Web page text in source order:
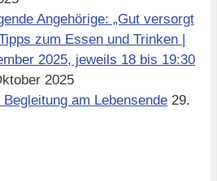
Angehörige: „Gut versorgt
zum Essen und Trinken |
2025, jeweils 18 bis 19:30
2025
am Lebensende 29.